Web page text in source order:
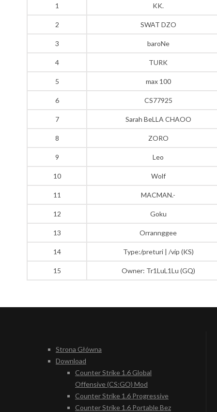
1 KK.
2 SWAT DZO
3 baroNe
4 TURK
5 max 100
6 CS77925
7 Sarah BeLLA CHAOO
8 ZORO
9 Leo
10 Wolf
11 MACMAN.-
12 Goku
13 Orrannggee
14 Type:/preturi | /vip (KS)
15 Owner: Tr1LuL1Lu (GQ)
Strona Główna
Download
Counter Strike 1.6 Global
Offensive (CS:GO) Mod
Counter Strike 1.6 Progressive
Counter Strike 1.6 Portable Bez